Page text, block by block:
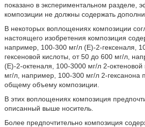
показано в экспериментальном разделе,
композиции не должны содержать
В некоторых воплощениях композиции
настоящего изобретения композиция
например, 100-300 мг/л (Е)-2-гексеналя,
гексеновой кислоты, от 50 до 600 мг/л,
(Е)-2-октеналя, 100-3000 мг/л 2-
мг/л, например, 100-300 мг/л 2-гексанона
общему объему композиции.
В этих воплощениях композиция
описанный выше носитель.
Более предпочтительно композиция